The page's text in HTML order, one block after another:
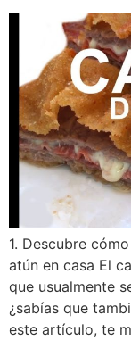
1. Descubre
atún en casa El
que usualmente
¿sabías que
este artículo, te